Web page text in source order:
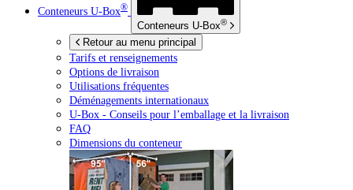
Conteneurs U-Box®
Conteneurs U-Box®
Retour au menu principal
Tarifs et renseignements
Options de livraison
Utilisations fréquentes
Déménagements internationaux
U-Box - Conseils pour l’emballage et la livraison
FAQ
Dimensions du conteneur